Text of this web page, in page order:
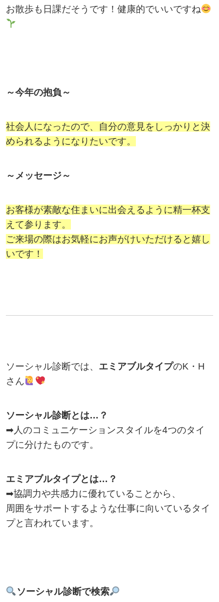
お散歩も日課だそうです！健康的でいいですね
～今年の抱負～
社会人になったので、自分の意見をしっかりと決
められるようになりたいです。
～メッセージ～
お客様が素敵な住まいに出会えるように精一杯支
えて参ります。
ご来場の際はお気軽にお声がけいただけると嬉し
いです！
ソーシャル診断では、 エミアブルタイプのK・H
さん
ソーシャル診断とは…？
➡人のコミュニケーションスタイルを4つのタイ
プに分けたものです。
エミアブルタイプとは…？
➡協調力や共感力に優れていることから、
周囲をサポートするような仕事に向いているタイ
プと言われています。
ソーシャル診断で検索